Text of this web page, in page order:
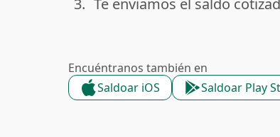
done
3. Te enviamos el saldo
Encuéntranos también en
Saldoar iOS
Saldoar Play